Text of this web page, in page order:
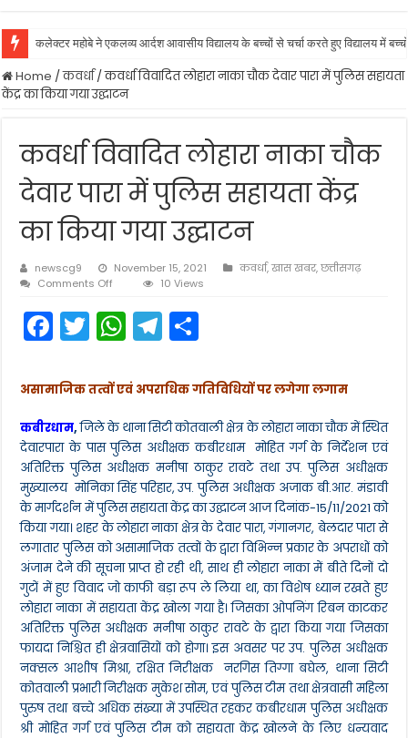
कलेक्टर महोबे ने एकलव्य आर्दश आवासीय विद्यालय के बच्चों से चर्चा करते हुए विद्यालय में
Home /कवर्धा/कवर्धा विवादित लोहारा नाका चौक देवार पारा में पुलिस सहायता
केंद्र का किया गया उद्घाटन
कवर्धा विवादित लोहारा नाका चौक
देवार पारा में पुलिस सहायता केंद्र
का किया गया उद्घाटन
newscg9 November 15, 2021 कवर्धा,खास खबर,छत्तीसगढ़
Comments Off
विवादित
लोहारा
नाका
पारा
पुलिस
सहायता
केंद्र
का
किया
गया
उद्घाटन
10 Views
F
a
c
e
b
o
o
k
T
w
itt
er
W
h
a
ts
A
p
p
T
el
e
gr
a
m
ar
e
असामाजिक तत्वों एवं अपराधिक गतिविधियों पर लगेगा लगाम
कबीरधाम,जिले के थाना सिटी कोतवाली क्षेत्र के लोहारा नाका चौक में स्थित
देवारपारा के पास पुलिस अधीक्षक कबीरधाम मोहित गर्ग के निर्देशन एवं
अतिरिक्त पुलिस अधीक्षक मनीषा ठाकुर रावटे तथा उप. पुलिस अधीक्षक
मुख्यालय मोनिका सिंह परिहार, उप. पुलिस अधीक्षक अजाक बी.आर. मंडावी
के मार्गदर्शन में पुलिस सहायता केंद्र का उद्घाटन आज दिनांक-15/11/2021 को
किया गया। शहर के लोहारा नाका क्षेत्र के देवार पारा, गंगानगर, बेलदार पारा से
लगातार पुलिस को असामाजिक तत्वों के द्वारा विभिन्न प्रकार के अपराधों को
अंजाम देने की सूचना प्राप्त हो रही थी, साथ ही लोहारा नाका में बीते दिनों दो
गुटों में हुए विवाद जो काफी बड़ा रूप ले लिया था, का विशेष ध्यान रखते हुए
लोहारा नाका में सहायता केंद्र खोला गया है। जिसका ओपनिंग रिबन काटकर
अतिरिक्त पुलिस अधीक्षक मनीषा ठाकुर रावटे के द्वारा किया गया जिसका
फायदा निश्चित ही क्षेत्रवासियों को होगा। इस अवसर पर उप. पुलिस अधीक्षक
नक्सल आशीष मिश्रा, रक्षित निरीक्षक नरगिस तिग्गा बघेल, थाना सिटी
कोतवाली प्रभारी निरीक्षक मुकेश सोम, एवं पुलिस टीम तथा क्षेत्रवासी महिला
पुरुष तथा बच्चे अधिक संख्या में उपस्थित रहकर कबीरधाम पुलिस अधीक्षक
श्री मोहित गर्ग एवं पुलिस टीम को सहायता केंद्र खोलने के लिए धन्यवाद